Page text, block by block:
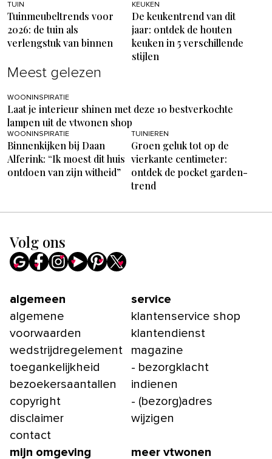
TUIN
Tuinmeubeltrends voor
2026: de tuin als
verlengstuk van binnen
KEUKEN
De keukentrend van dit
jaar: ontdek de houten
keuken in 5 verschillende
stijlen
Meest gelezen
WOONINSPIRATIE
Laat je interieur shinen met deze 10 bestverkochte
lampen uit de vtwonen shop
WOONINSPIRATIE
Binnenkijken bij Daan
Alferink: “Ik moest dit huis
ontdoen van zijn witheid”
TUINIEREN
Groen geluk tot op de
vierkante centimeter:
ontdek de pocket garden-
trend
Volg ons
algemeen
algemene
voorwaarden
wedstrijdregelement
toegankelijkheid
bezoekersaantallen
copyright
disclaimer
contact
service
klantenservice shop
klantendienst
magazine
- bezorgklacht
indienen
- (bezorg)adres
wijzigen
mijn omgeving meer vtwonen